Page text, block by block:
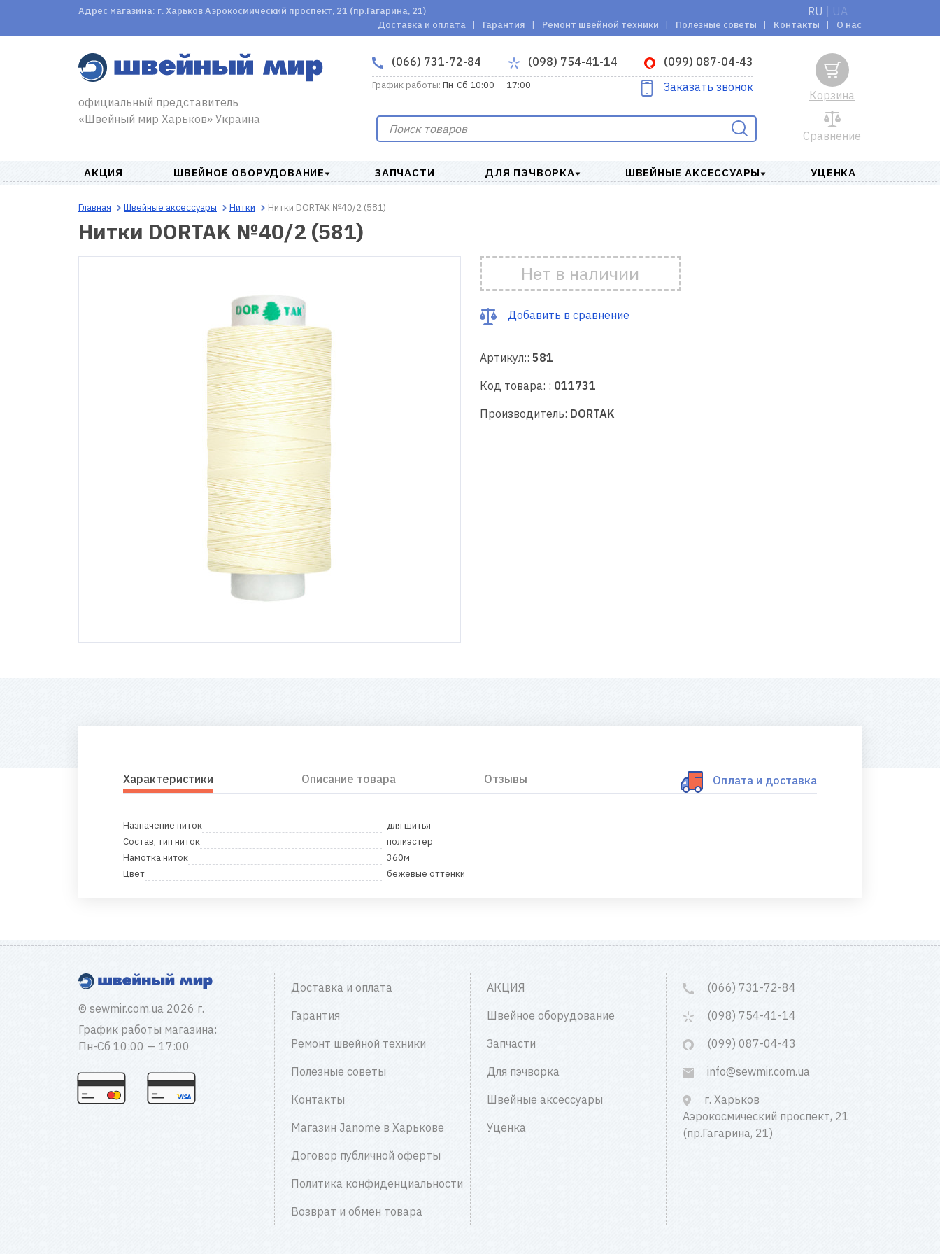
Адрес магазина: г. Харьков Аэрокосмический проспект, 21 (пр.Гагарина, 21) RU UA
Доставка и оплата Гарантия Ремонт швейной техники Полезные советы Контакты О нас
официальный представитель
«Швейный мир Харьков» Украина
(066) 731-72-84 (098) 754-41-14 (099) 087-04-43
График работы: Пн-Сб 10:00 — 17:00 Заказать звонок
Сравнение
Корзина
АКЦИЯ ШВЕЙНОЕ ОБОРУДОВАНИЕ ЗАПЧАСТИ ДЛЯ ПЭЧВОРКА ШВЕЙНЫЕ АКСЕССУАРЫ УЦЕНКА
Главная Швейные аксессуары Нитки Нитки DORTAK №40/2 (581)
Нитки DORTAK №40/2 (581)
Нет в наличии
Добавить в сравнение
Артикул:: 581
Код товара: : 011731
Производитель: DORTAK
Характеристики Описание товара Отзывы Оплата и доставка
Назначение ниток
для шитья
Состав, тип ниток
полиэстер
Намотка ниток
360м
Цвет
бежевые оттенки
© sewmir.com.ua 2026 г.
График работы магазина:
Пн-Сб 10:00 — 17:00
Доставка и оплата
Гарантия
Ремонт швейной техники
Полезные советы
Контакты
Магазин Janome в Харькове
Договор публичной оферты
Политика конфиденциальности
Возврат и обмен товара
АКЦИЯ
Швейное оборудование
Запчасти
Для пэчворка
Швейные аксессуары
Уценка
(066) 731-72-84
(098) 754-41-14
(099) 087-04-43
info@sewmir.com.ua
г. Харьков
Аэрокосмический проспект, 21
(пр.Гагарина, 21)